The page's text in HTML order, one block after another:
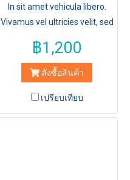
In sit amet vehicula libero.
Vivamus vel ultricies velit, sed
฿1,200
สั่งซื้อสินค้า
เปรียบเทียบ